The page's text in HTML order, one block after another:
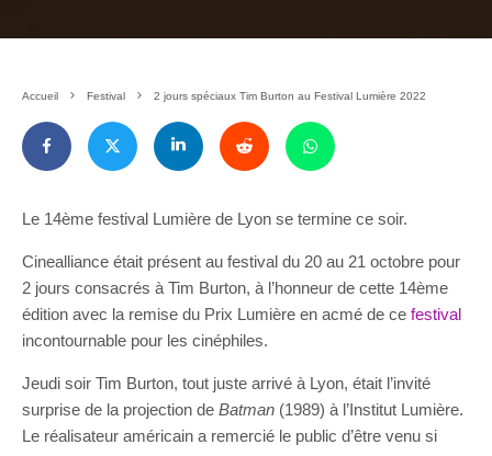
Accueil Festival 2 jours spéciaux Tim Burton au Festival Lumière 2022
Le 14ème festival Lumière de Lyon se termine ce soir.
Cinealliance était présent au festival du 20 au 21 octobre pour
2 jours consacrés à Tim Burton, à l’honneur de cette 14ème
édition avec la remise du Prix Lumière en acmé de ce festival
incontournable pour les cinéphiles.
Jeudi soir Tim Burton, tout juste arrivé à Lyon, était l’invité
surprise de la projection de Batman (1989) à l’Institut Lumière.
Le réalisateur américain a remercié le public d’être venu si